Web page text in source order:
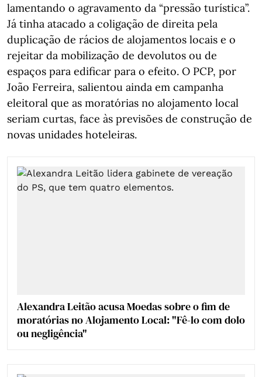
lamentando o agravamento da “pressão turística”.
Já tinha atacado a coligação de direita pela
duplicação de rácios de alojamentos locais e o
rejeitar da mobilização de devolutos ou de
espaços para edificar para o efeito. O PCP, por
João Ferreira, salientou ainda em campanha
eleitoral que as moratórias no alojamento local
seriam curtas, face às previsões de construção de
novas unidades hoteleiras.
Alexandra Leitão acusa Moedas sobre o fim de
moratórias no Alojamento Local: "Fê-lo com dolo
ou negligência"